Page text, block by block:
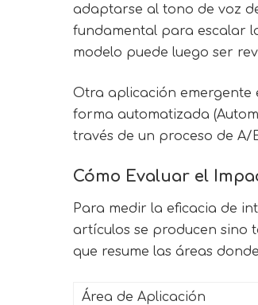
adaptarse al tono de voz
fundamental para escalar
modelo puede luego ser
Otra aplicación emergente
forma automatizada
través de un proceso de A/
Cómo Evaluar el
Para medir la eficacia de
artículos se producen sino
que resume las áreas
Área de Aplicación